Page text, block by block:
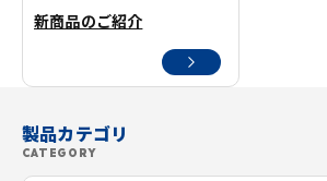
製品カテゴリ
CATEGORY
新商品のご紹介